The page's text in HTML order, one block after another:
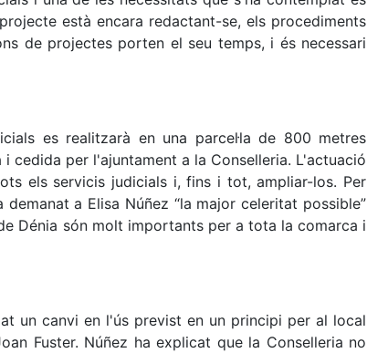
està encara redactant-se, els procediments
de projectes porten el seu temps, i és necessari
es realitzarà en una parcel·la de 800 metres
cedida per l'ajuntament a la Conselleria. L'actuació
els servicis judicials i, fins i tot, ampliar-los. Per
a Elisa Núñez “la major celeritat possible”
Dénia són molt importants per a tota la comarca i
un canvi en l'ús previst en un principi per al local
Fuster. Núñez ha explicat que la Conselleria no